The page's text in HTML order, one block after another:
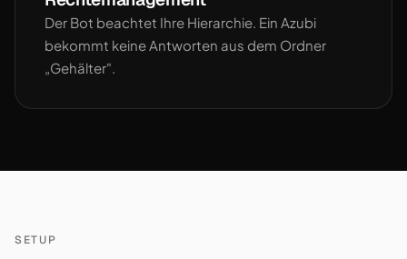
Der Bot beachtet Ihre Hierarchie. Ein Azubi
bekommt keine Antworten aus dem Ordner
„Gehälter".
SETUP